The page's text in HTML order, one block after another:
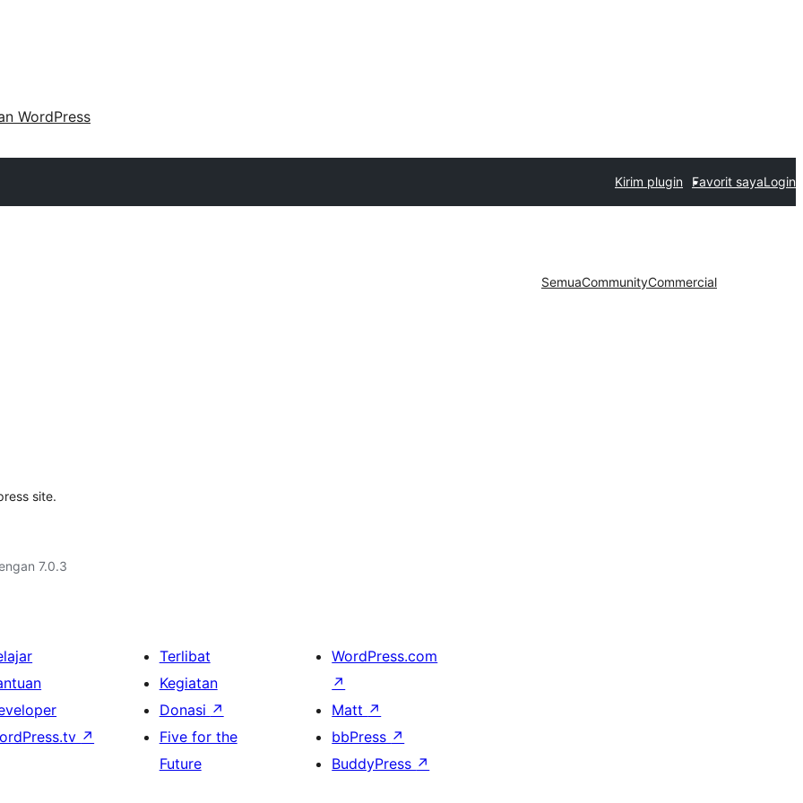
WordPress
Kirim plugin Favorit sayaLogin
SemuaCommunityCommercial
site.
7.0.3
↗
Terlibat
Kegiatan
Donasi ↗
Five for the
Future
WordPress.com
↗
Matt ↗
bbPress ↗
BuddyPress ↗